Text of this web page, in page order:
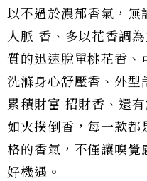
以不過於濃郁香氣，無
人脈 香、多以花香調
質的迅速脫單桃花香
洗滌身心舒壓香、外型
累積財富 招財香、還
如火撲倒香，每一款
格的香氣，不僅讓嗅覺
好機遇。